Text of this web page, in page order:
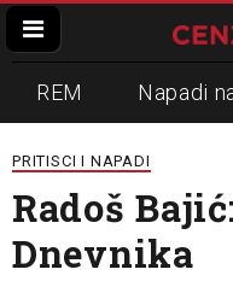
REM Napadi
Zvučni top
Propaganda
Informer
PRITISCI I NAPADI
Radoš
Dnevnika